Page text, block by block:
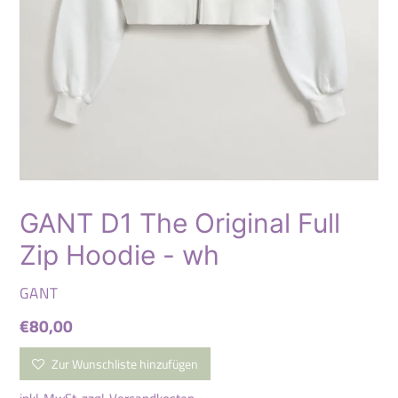
GANT D1 The Original Full
Zip Hoodie - wh
VERKÄUFER
GANT
Normaler
Preis
€80,00
Zur Wunschliste hinzufügen